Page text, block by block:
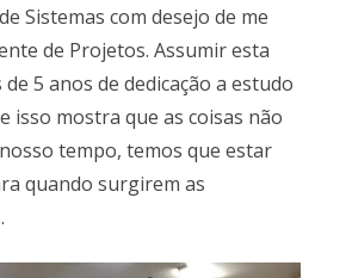
Sistemas com desejo de me
de Projetos. Assumir esta
5 anos de dedicação a estudo
isso mostra que as coisas não
tempo, temos que estar
quando surgirem as